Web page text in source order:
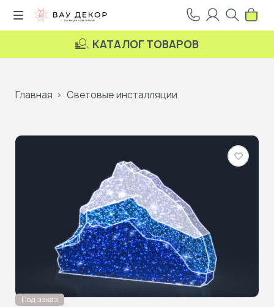
КАТАЛОГ ТОВАРОВ
Главная Световые инсталляции
в
Под заказ